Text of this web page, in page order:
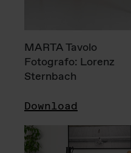
MARTA Tavolo
Fotografo: Lorenz
Sternbach
Download